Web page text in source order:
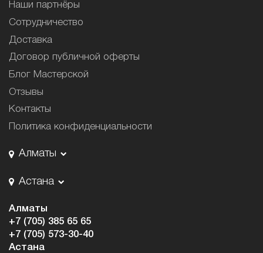
Наши партнёры
Сотрудничество
Доставка
Договор публичной оферты
Блог Мастерской
Отзывы
Контакты
Политика конфиденциальности
Алматы
Астана
Алматы
+7 (705) 385 65 65
+7 (705) 573-30-40
Астана